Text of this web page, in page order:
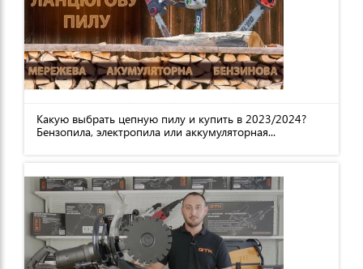
Какую выбрать цепную пилу и купить в 2023/2024?
Бензопила, электропила или аккумуляторная...